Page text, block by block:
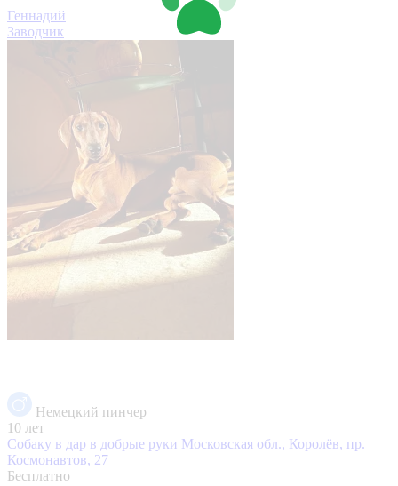
Геннадий
Заводчик
Немецкий пинчер
10 лет
Собаку в дар в добрые руки Московская обл., Королёв, пр.
Космонавтов, 27
Бесплатно